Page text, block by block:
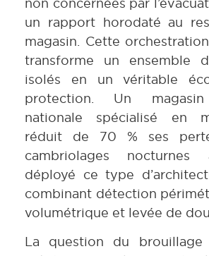
un rapport horodaté au
magasin. Cette
transforme un ensemble
isolés en un véritable
protection. Un magasin
nationale spécialisé en
réduit de 70 % ses
cambriolages nocturnes
déployé ce type
combinant détection
volumétrique et levée de
La question du brouillage